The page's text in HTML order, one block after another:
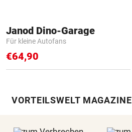
Janod Dino-Garage
Für kleine Autofans
€64,90
VORTEILSWELT MAGAZINE